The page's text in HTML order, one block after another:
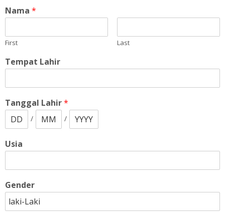
Nama *
First Last
Tempat Lahir
Tanggal Lahir*
/ /
Usia
Gender